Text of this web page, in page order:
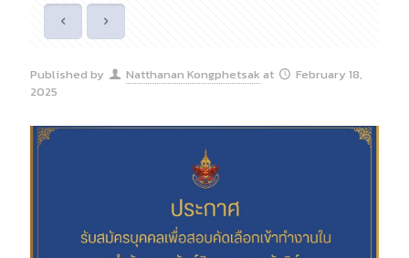
Published by Natthanan Kongphetsak at
February 18,
2025